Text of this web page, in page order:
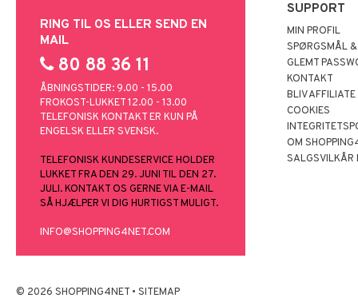
RING TIL OS ELLER SEND EN
MAIL
80 88 36 11
ÅBNINGSTIDER: 9.00 - 15.00
FROKOST-LUKKET 12.00 - 13.00
TELEFONISK KONTAKT ER KUN PÅ
ENGELSK ELLER SVENSK.
TELEFONISK KUNDESERVICE HOLDER
LUKKET FRA DEN 29. JUNI TIL DEN 27.
JULI. KONTAKT OS GERNE VIA E-MAIL
SÅ HJÆLPER VI DIG HURTIGST MULIGT.
INFO@SHOPPING4NET.COM
SUPPORT
MIN PROFIL
SPØRGSMÅL &
GLEMT
KONTAKT
BLIV AFFILIATE
COOKIES
OM
SALGSVILKÅR
© 2026 SHOPPING4NET • SITEMAP